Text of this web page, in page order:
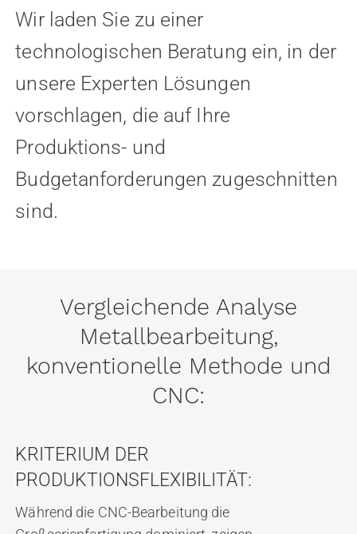
Wir laden Sie zu einer
technologischen Beratung ein, in der
unsere Experten Lösungen
vorschlagen, die auf Ihre
Produktions- und
Budgetanforderungen zugeschnitten
sind.
Vergleichende Analyse
Metallbearbeitung,
konventionelle Methode und
CNC:
KRITERIUM DER
PRODUKTIONSFLEXIBILITÄT:
Während die CNC-Bearbeitung die